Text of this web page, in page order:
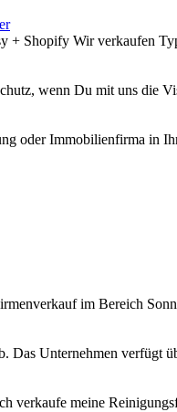
+ Shopify Wir verkaufen
wenn Du mit uns die
oder Immobilienfirma in
im Bereich
Das Unternehmen verfügt
verkaufe meine